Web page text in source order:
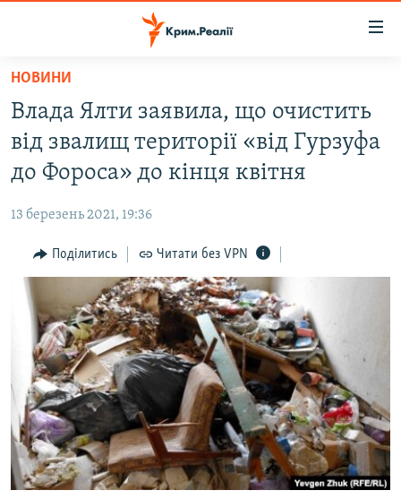
Перейти
основного
матеріалу
Перейти
до
основної
навігації
Перейти
пошуку
ВОДА.КРИМ
ВІДЕО ТА ФОТО
БЛОГИ
ПОГЛЯД
ІНТЕРВ'Ю
ВСЕ ЗА ДЕНЬ
СПЕЦПРОЕКТИ
ДЕПОРТАЦІЯ
ВІДЕОУРОКИ «ELIFBE»
СВІДЧЕННЯ ОКУПАЦІЇ
УКРАЇНСЬКА ПРОБЛЕМА КРИМУ
ЯК ОБІЙТИ БЛОКУВАННЯ
Русский
Qırımtatar
НОВИНИ
Влада Ялти заявила, що очистить
від звалищ території «від Гурзуфа
до Фороса» до кінця квітня
13 березень 2021, 19:36
Поділитись Читати без VPN